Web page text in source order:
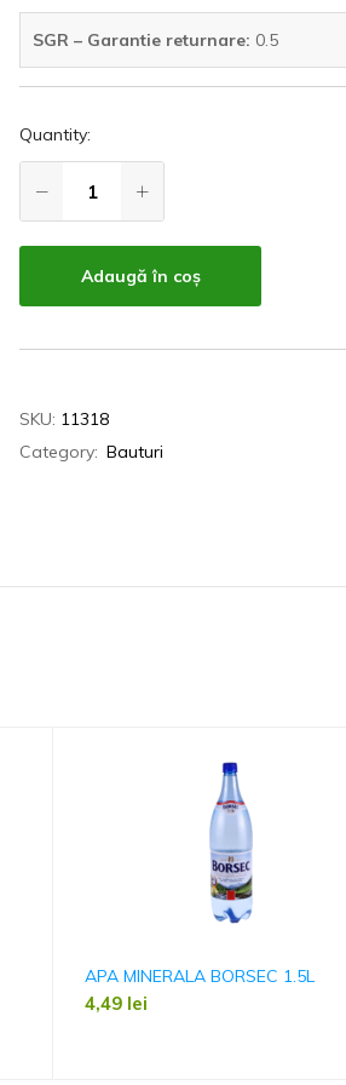
SGR – Garantie returnare: 0.5
Quantity:
Adaugă în coș
SKU: 11318
Category: Bauturi
APA MINERALA BORSEC 1.5L
4,49 lei